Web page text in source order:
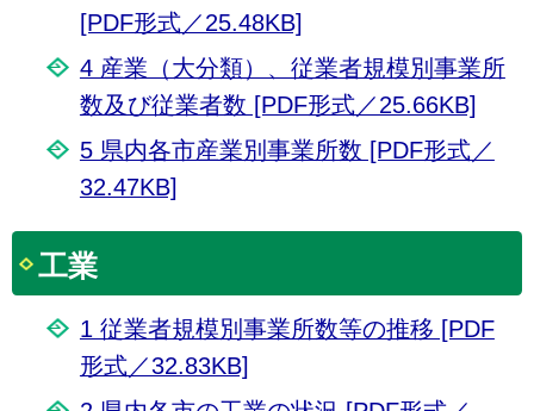
[PDF形式／25.48KB]
4 産業（大分類）、従業者規模別事業所
数及び従業者数 [PDF形式／25.66KB]
5 県内各市産業別事業所数 [PDF形式／
32.47KB]
工業
1 従業者規模別事業所数等の推移 [PDF
形式／32.83KB]